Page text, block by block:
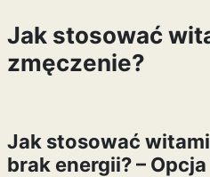
Jak stosować
zmęczenie?
Jak stosować
brak energii? – Opcja